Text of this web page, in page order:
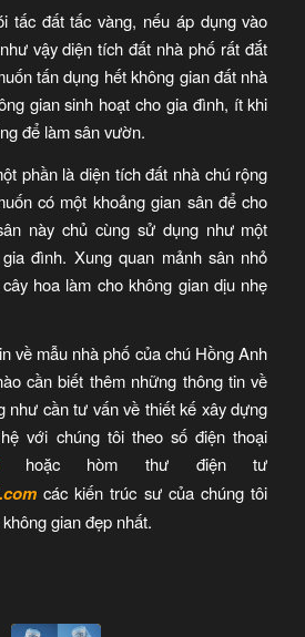
tấc đất tấc vàng, nếu áp dụng vào
vậy diện tích đất nhà phố rất đắt
tấn dụng hết không gian đất nhà
gian sinh hoạt cho gia đình, ít khi
để làm sân vườn.
phần là diện tích đất nhà chú rộng
có một khoảng gian sân để cho
này chủ cùng sử dụng như một
đình. Xung quan mảnh sân nhỏ
hoa làm cho không gian dịu nhẹ
về mẫu nhà phố của chú Hồng Anh
cần biết thêm những thông tin về
như cần tư vấn về thiết kế xây dựng
với chúng tôi theo số điện thoại
hòm thư điện tư
các kiến trúc sư của chúng tôi
gian đẹp nhất.